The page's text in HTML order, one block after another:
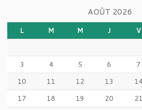
AOÛT 2026
L M M J V
3
4 5 6 7
10
11 12 13 14
17
18 19 20 21